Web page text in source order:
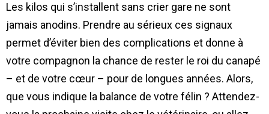
Les kilos qui s’installent sans crier gare ne sont
jamais anodins. Prendre au sérieux ces signaux
permet d’éviter bien des complications et donne à
votre compagnon la chance de rester le roi du canapé
– et de votre cœur – pour de longues années. Alors,
que vous indique la balance de votre félin ? Attendez-